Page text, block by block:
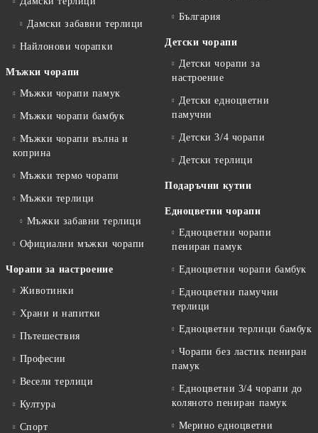
Дамски забавни терлици
Найлонови чорапки
Мъжки чорапи
Мъжки чорапи памук
Мъжки чорапи бамбук
Мъжки чорапи вълна и
коприна
Мъжки термо чорапи
Мъжки терлици
Мъжки забавни терлици
Официални мъжки чорапи
Чорапи за настроение
Животинки
Храни и напитки
Пътешествия
Професии
Весели терлици
Култура
Спорт
България
Детски чорапи
Детски чорапи за
настроение
Детски едноцветни
памучни
Детски 3/4 чорапи
Детски терлици
Подаръчни кутии
Едноцветни чорапи
Едноцветни чорапи
пениран памук
Едноцветни чорапи бамбук
Едноцветни памучни
терлици
Едноцветни терлици бамбук
Чорапи без ластик пениран
памук
Едноцветни 3/4 чорапи до
коляното пениран памук
Мерино едноцветни